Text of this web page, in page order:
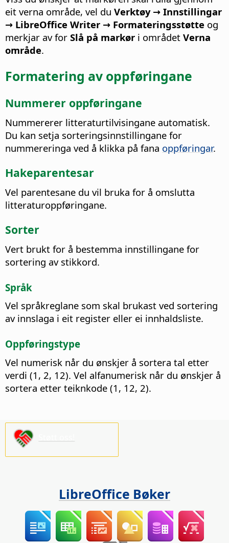
eit verna område, vel du Verktøy → Innstillingar
→ LibreOffice Writer → Formateringsstøtte og
merkjar av for Slå på markør i området Verna
område.
Formatering av oppføringane
Nummerer oppføringane
Nummererer litteraturtilvisingane automatisk.
Du kan setja sorteringsinnstillingane for
nummereringa ved å klikka på fana oppføringar.
Hakeparentesar
Vel parentesane du vil bruka for å omslutta
litteraturoppføringane.
Sorter
Vert brukt for å bestemma innstillingane for
sortering av stikkord.
Språk
Vel språkreglane som skal brukast ved sortering
av innslaga i eit register eller ei innhaldsliste.
Oppføringstype
Vel numerisk når du ønskjer å sortera tal etter
verdi (1, 2, 12). Vel alfanumerisk når du ønskjer å
sortera etter teiknkode (1, 12, 2).
LibreOffice Bøker